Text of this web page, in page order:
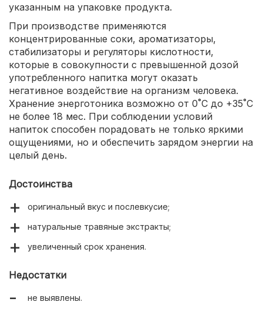
указанным на упаковке продукта.
При производстве применяются
концентрированные соки, ароматизаторы,
стабилизаторы и регуляторы кислотности,
которые в совокупности с превышенной дозой
употребленного напитка могут оказать
негативное воздействие на организм человека.
Хранение энерготоника возможно от 0˚С до +35˚С
не более 18 мес. При соблюдении условий
напиток способен порадовать не только яркими
ощущениями, но и обеспечить зарядом энергии на
целый день.
Достоинства
оригинальный вкус и послевкусие;
натуральные травяные экстракты;
увеличенный срок хранения.
Недостатки
не выявлены.